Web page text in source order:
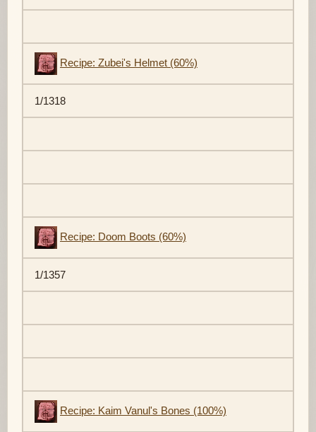
Recipe: Zubei's Helmet (60%)
1/1318
Recipe: Doom Boots (60%)
1/1357
Recipe: Kaim Vanul's Bones (100%)